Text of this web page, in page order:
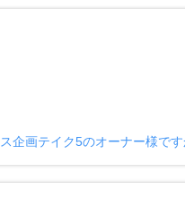
企画テイク5のオーナー様で